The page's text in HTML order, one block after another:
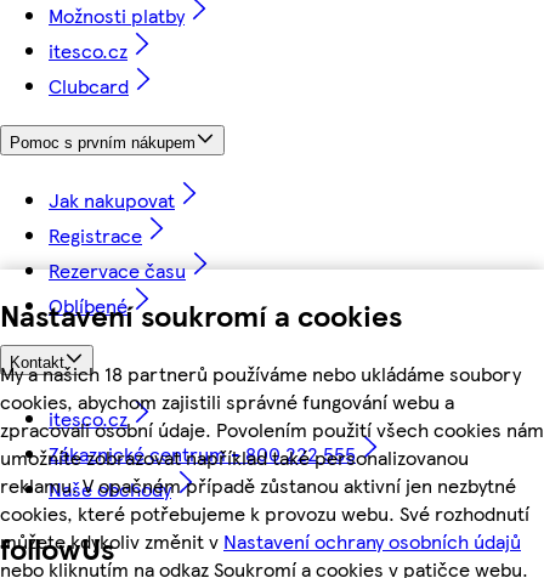
Nastavení soukromí a cookies
My a našich 18 partnerů používáme nebo ukládáme soubory
cookies, abychom zajistili správné fungování webu a
zpracovali osobní údaje. Povolením použití všech cookies nám
umožníte zobrazovat například také personalizovanou
reklamu. V opačném případě zůstanou aktivní jen nezbytné
cookies, které potřebujeme k provozu webu. Své rozhodnutí
můžete kdykoliv změnit v Nastavení ochrany osobních údajů
nebo kliknutím na odkaz Soukromí a cookies v patičce webu.
Možnosti platby
itesco.cz
Clubcard
Pomoc s prvním nákupem
Jak nakupovat
Registrace
Rezervace času
Oblíbené
Kontakt
itesco.cz
Zákaznické centrum - 800 222 555
Naše obchody
followUs